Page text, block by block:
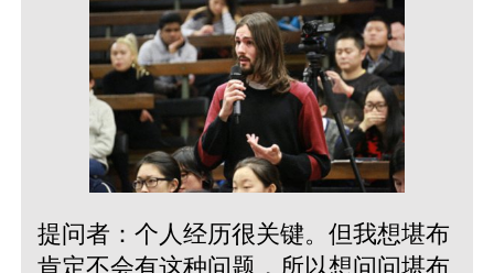
提问者：个人经历很关键。但我想堪布
肯定不会有这种问题，所以想问问堪布